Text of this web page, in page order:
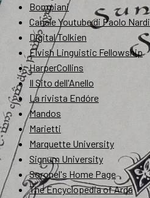
Bompiani
Canale Youtube di Paolo Nardi
Digital Tolkien
Elvish Linguistic Fellowship
HarperCollins
Il Sito dell'Anello
La rivista Endóre
Mandos
Marietti
Marquette University
Signum University
Soronel's Home Page
The Encyclopedia of Arda